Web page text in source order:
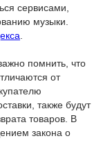
сервисами,
музыки.
помнить, что
от
также будут
товаров. В
закона о